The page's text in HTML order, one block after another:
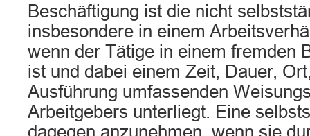
Beschäftigung ist die nicht
insbesondere in einem
wenn der Tätige in einem fremden
ist und dabei einem Zeit, Dauer,
Ausführung umfassenden
Arbeitgebers unterliegt. Eine
dagegen anzunehmen, wenn sie